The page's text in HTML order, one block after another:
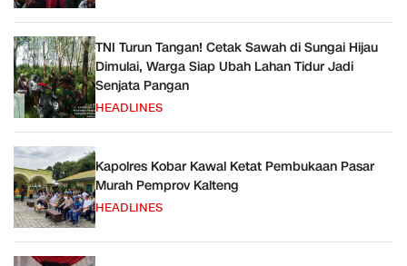
TNI Turun Tangan! Cetak Sawah di Sungai Hijau
Dimulai, Warga Siap Ubah Lahan Tidur Jadi
Senjata Pangan
HEADLINES
Kapolres Kobar Kawal Ketat Pembukaan Pasar
Murah Pemprov Kalteng
HEADLINES